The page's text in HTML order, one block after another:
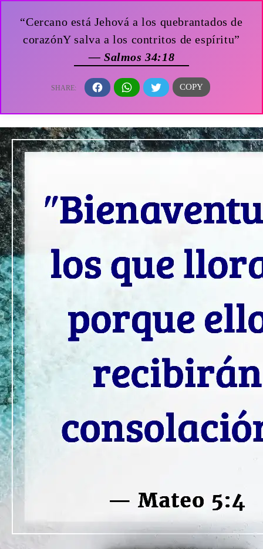
“Cercano está Jehová a los quebrantados de
corazónY salva a los contritos de espíritu”
— Salmos 34:18